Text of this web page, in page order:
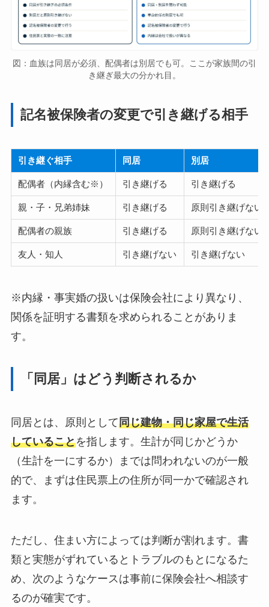
図：血族は同居が必須、配偶者は別居でも可。ここが家族間の引
き継ぎ最大の分かれ目。
記名被保険者の変更で引き継げる相手
引き継ぐ相手 同居 別居
配偶者（内縁含む※） 引き継げる 引き継げる
親・子・兄弟姉妹 引き継げる 原則引き継げない
配偶者の親族 引き継げる 原則引き継げない
友人・知人 引き継げない 引き継げない
※内縁・事実婚の扱いは保険会社により異なり、
関係を証明する書類を求められることがありま
す。
「同居」はどう判断されるか
同居とは、原則として同じ建物・同じ家屋で生活
していることを指します。生計が同じかどうか
（生計を一にするか）までは問われないのが一般
的で、まずは住民票上の住所が同一かで確認され
ます。
ただし、住まい方によっては判断が割れます。書
類と実態がずれているとトラブルのもとになるた
め、次のようなケースは事前に保険会社へ相談す
るのが確実です。